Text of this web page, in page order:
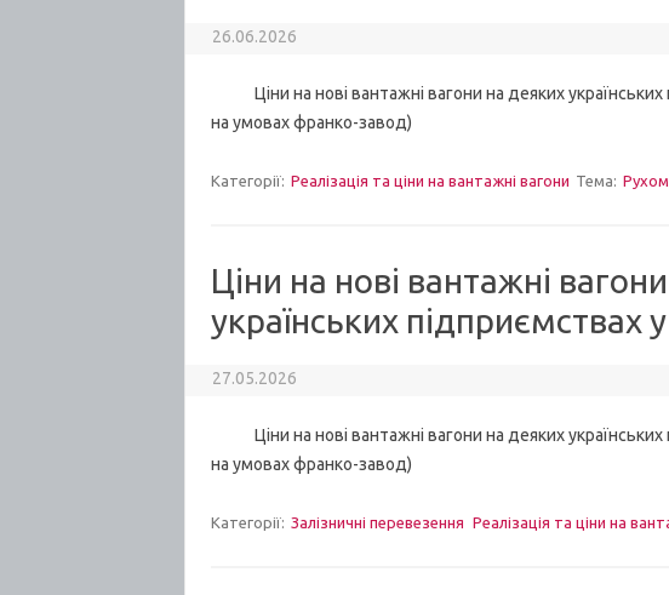
26.06.2026
Ціни на нові вантажні вагони на деяких українських
на умовах франко-завод)
Категорії: Реалізація та ціни на вантажні вагони Тема:
Ціни на нові вантажні
українських підприємствах у
27.05.2026
Ціни на нові вантажні вагони на деяких українських
на умовах франко-завод)
Категорії: Залізничні перевезення Реалізація та ціни на